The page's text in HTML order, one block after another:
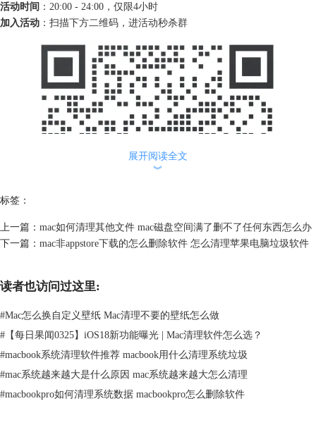
活动时间 ：20:00 - 24:00，仅限4小时
加入活动 ：扫描下方二维码，进活动秒杀群
展开阅读全文
︾
标签：
上一篇： mac如何清理其他文件 mac磁盘空间满了删不了任何东西怎么办
下一篇： mac非appstore下载的怎么删除软件 怎么清理苹果电脑垃圾软件
读者也访问过这里:
#Mac怎么换自定义壁纸 Mac清理不要的壁纸怎么做
# 【每日果闻0325】iOS18新功能曝光 | Mac清理软件怎么选？
#macbook系统清理软件推荐 macbook用什么清理系统垃圾
#mac系统越来越大是什么原因 mac系统越来越大怎么清理
#macbookpro如何清理系统数据 macbookpro怎么删除软件